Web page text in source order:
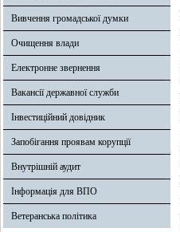
Вивчення громадської думки
Очищення влади
Електронне звернення
Вакансії державної служби
Інвестиційний довідник
Запобігання проявам корупції
Внутрішній аудит
Інформація для ВПО
Ветеранська політика